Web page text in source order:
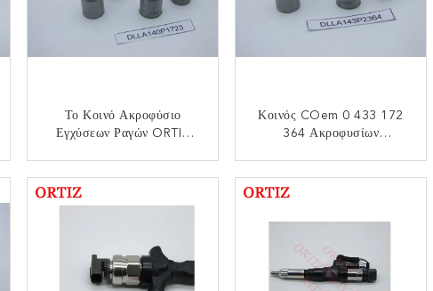
Το Κοινό Ακροφύσιο
Εγχύσεων Ραγών ORTIZ
Συνέλευση CUMMINS
4937065 Ακροφυσίων
ΕΠΙΚΟΙΝΩΝΉΣΤΕ
Κοινός COem 0 433 172
364 Ακροφυσίων
Ραγών ORTIZ FOTON
ΕΠΙΚΟΙΝΩΝΉΣΤΕ